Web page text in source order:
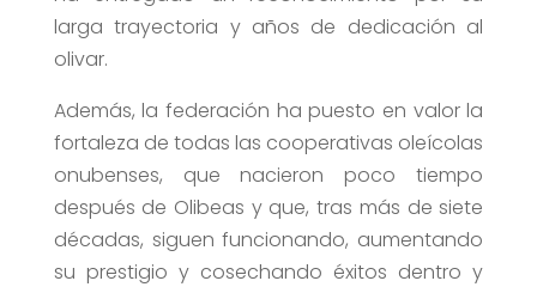
larga trayectoria y años de dedicación al
olivar.
Además, la federación ha puesto en valor la
fortaleza de todas las cooperativas oleícolas
onubenses, que nacieron poco tiempo
después de Olibeas y que, tras más de siete
décadas, siguen funcionando, aumentando
su prestigio y cosechando éxitos dentro y